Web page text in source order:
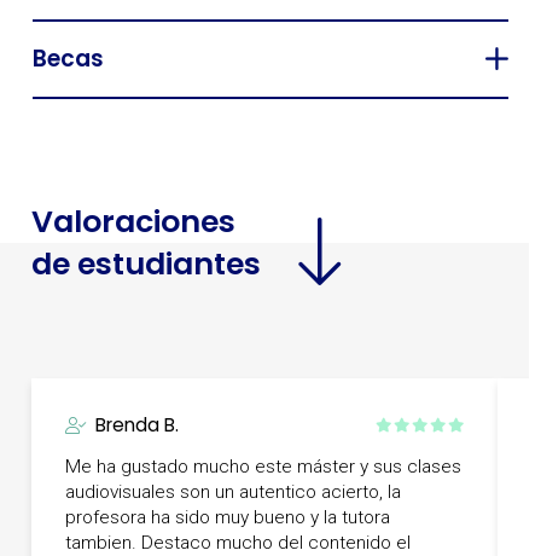
Becas
Valoraciones
de estudiantes
Brenda B.
Me ha gustado mucho este máster y sus clases
audiovisuales son un autentico acierto, la
profesora ha sido muy bueno y la tutora
tambien. Destaco mucho del contenido el